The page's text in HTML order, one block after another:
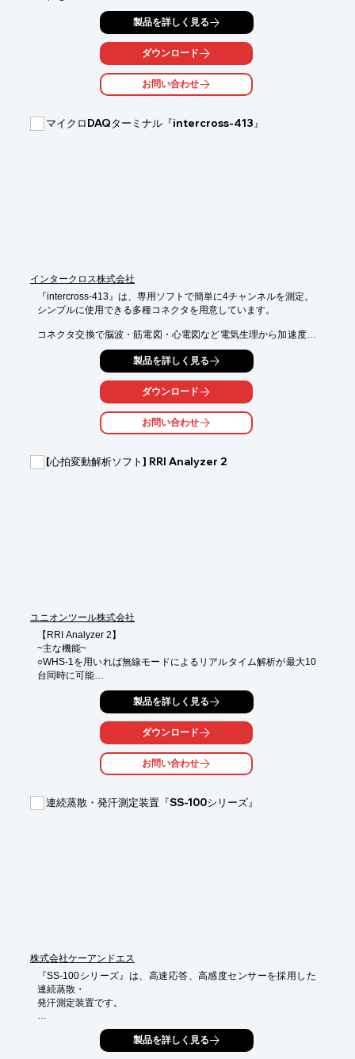
取り扱っております。
イベント利用など手軽に利用したい方向けの「ハンディ型」、中
常設にて無人スクリーニングしたい方向けの「半自動型」、工
大規模店舗など多人数検知が必須な方向けの「多人数検知型」を
【ラインアップ】
製品を詳しく見る
ダウンロード
お問い合わせ
マイクロDAQターミナル『intercross-413』
インタークロス株式会社
『intercross-413』は、専用ソフトで簡単に4チャンネルを測定。
シンプルに使用できる多種コネクタを用意しています。
コネクタ交換で脳波・筋電図・心電図など電気生理から加速度呼
吸脈波まで対応しております。
■8時間連続通信
■2kHzサンプリング
■コネクタ交換で計測項目拡張
※詳しくはPDF資料をご覧いただくか、お気軽にお問い合わせ下
製品を詳しく見る
ダウンロード
お問い合わせ
[心拍変動解析ソフト] RRI Analyzer 2
ユニオンツール株式会社
【RRI Analyzer 2】
~主な機能~
○WHS-1を用いれば無線モードによるリアルタイム解析が最大10
台同時に可能
○WHS-1のメモリデータや過去に測定したCSVデータ、WHS-3で
取得したCSVデータを読み込ませて、再解析も可能
○異常値フィルターを搭載し、筋電などのノイズを除去すること
○パラメータにより解析条件を任意に変更可能
■周波数解析項目
・ULF　・VLF　・LF　・HF　・TotalPower　・LF/HF　・
製品を詳しく見る
ダウンロード
お問い合わせ
連続蒸散・発汗測定装置『SS-100シリーズ』
株式会社ケーアンドエス
『SS-100シリーズ』は、高速応答、高感度センサーを採用した
連続蒸散・
発汗測定装置です。
Pセンサープローブにて高応答性測定ができ、レーザー血流/発汗/
皮膚温度の同一部位測定も行えます。
製品を詳しく見る